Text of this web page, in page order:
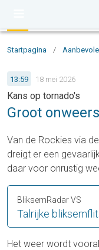
Startpagina /
13:59 18 mei 2026
Kans op tornado's
Groot
Van de Rockies via
dreigt er een
daar voor onrustig
Talrijke
BliksemRadar VS
Het weer wordt